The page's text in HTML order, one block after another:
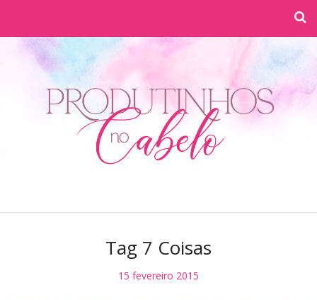
Tag 7 Coisas
15 fevereiro 2015